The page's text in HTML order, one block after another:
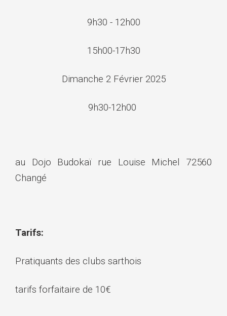
9h30 - 12h00
15h00-17h30
Dimanche 2 Février 2025
9h30-12h00
au Dojo Budokaï rue Louise Michel 72560
Changé
Tarifs:
Pratiquants des clubs sarthois
tarifs forfaitaire de 10€